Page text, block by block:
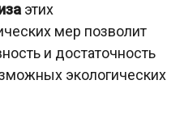
этих
мер позволит
и достаточность
экологических